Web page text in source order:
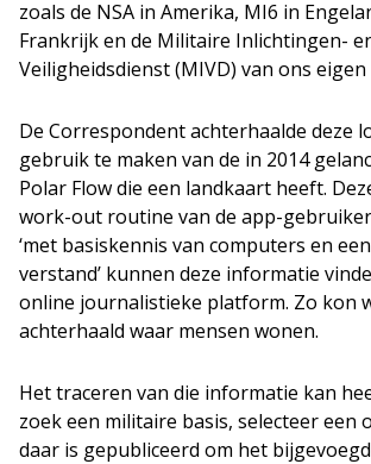
zoals de NSA in Amerika, MI6 in
Frankrijk en de Militaire Inlichtingen-
Veiligheidsdienst (MIVD) van ons eigen
De Correspondent achterhaalde deze
gebruik te maken van de in 2014
Polar Flow die een landkaart heeft.
work-out routine van de app-
‘met basiskennis van computers en
verstand’ kunnen deze informatie
online journalistieke platform. Zo kon
achterhaald waar mensen wonen.
Het traceren van die informatie kan
zoek een militaire basis, selecteer een
daar is gepubliceerd om het